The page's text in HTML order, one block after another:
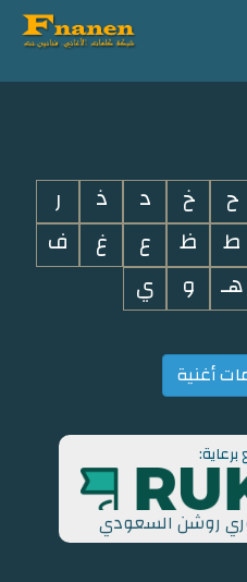
ح خ د ذ
ر
ط ظ ع غ
ف
هـ و ي
أغنية
روشن السعودي